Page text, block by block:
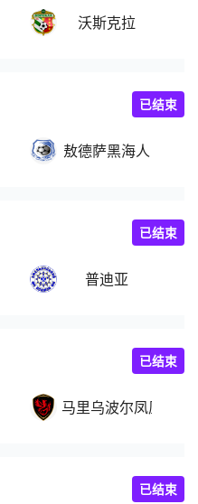
沃斯克拉
敖德萨黑海人
已结束
普迪亚
已结束
马里乌波尔凤凰
已结束
已结束